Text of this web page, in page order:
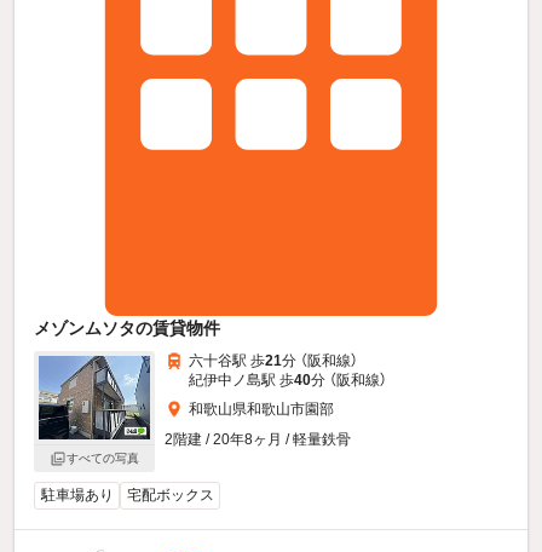
メゾンムソタの賃貸物件
すべての写真
六十谷駅 歩21分 （阪和線）
紀伊中ノ島駅 歩40分 （阪和線）
和歌山県和歌山市園部
2階建 / 20年8ヶ月 / 軽量鉄骨
駐車場あり 宅配ボックス